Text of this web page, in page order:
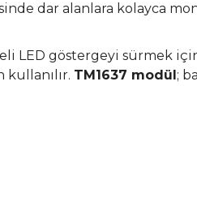
dar alanlara kolayca
LED göstergeyi sürmek
TM1637 modül ;